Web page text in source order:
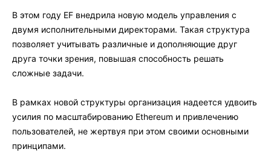
В этом году EF внедрила новую модель управления с
двумя исполнительными директорами. Такая структура
позволяет учитывать различные и дополняющие друг
друга точки зрения, повышая способность решать
сложные задачи.
В рамках новой структуры организация надеется удвоить
усилия по масштабированию Ethereum и привлечению
пользователей, не жертвуя при этом своими основными
принципами.